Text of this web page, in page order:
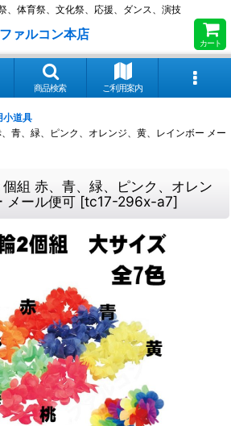
、体育祭、文化祭、応援、ダンス、演技
ファルコン本店
カート
商品検索 ご利用案内
小道具
青、緑、ピンク、オレンジ、黄、レインボー メー
組 赤、青、緑、ピンク、オレン
メール便可 [tc17-296x-a7]